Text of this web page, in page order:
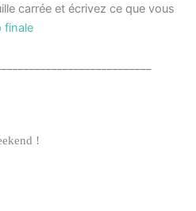
carrée et écrivez ce que vous
finale
!